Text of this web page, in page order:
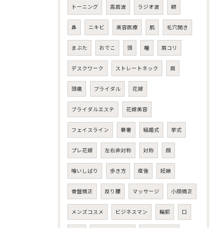
トーニング 高周波 ラジオ波 額
鼻 ニキビ 美容医療 肌 毛穴開き
まぶた おでこ 頭 瞳 肩コリ
デスクワーク ストレートネック 肩
頭痛 ブライダル 花嫁
ブライダルエステ 花嫁美容
フェイスライン 華奢 結婚式 挙式
プレ花嫁 左右非対称 対称 顔
喰いしばり 歩き方 産後 妊婦
骨盤矯正 反り腰 マッサージ 小顔矯正
メンズコスメ ビジネスマン 輪郭 口